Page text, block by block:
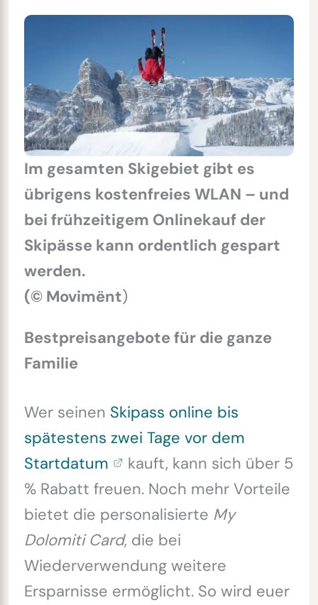
Im gesamten Skigebiet gibt es
übrigens kostenfreies WLAN – und
bei frühzeitigem Onlinekauf der
Skipässe kann ordentlich gespart
werden.
(© Movimënt)
Bestpreisangebote für die ganze
Familie
Wer seinen Skipass online bis
spätestens zwei Tage vor dem
Startdatum
kauft, kann sich über 5
% Rabatt freuen. Noch mehr Vorteile
bietet die personalisierte My
Dolomiti Card, die bei
Wiederverwendung weitere
Ersparnisse ermöglicht. So wird euer